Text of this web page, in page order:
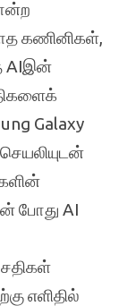
கணினிகள்,
AIஇன்
Galaxy
போது AI
எளிதில்